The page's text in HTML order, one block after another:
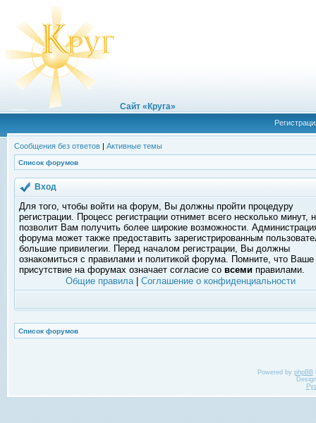
Сайт «Круга»
Сообщения без ответов | Активные темы
Список форумов
Вход
Для того, чтобы войти на форум, Вы должны пройти процедуру
регистрации. Процесс регистрации отнимет всего несколько минут,
позволит Вам получить более широкие возможности.
форума может также предоставить зарегистрированным
большие привилегии. Перед началом регистрации, Вы должны
ознакомиться с правилами и политикой форума. Помните, что Ваше
присутствие на форумах означает согласие со всеми правилами.
Общие правила| Соглашение о конфиденциальности
Список форумов
Powered by phpBB